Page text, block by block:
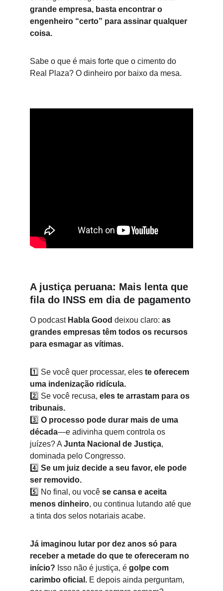
grande empresa, basta encontrar o
engenheiro “certo” para assinar qualquer
coisa.
Sabe o que é mais forte que o cimento do
Real Plaza? O dinheiro por baixo da mesa.
A justiça peruana: Mais lenta que
fila do INSS em dia de pagamento
O podcast Habla Good deixou claro: as
grandes empresas têm todos os recursos
para esmagar as vítimas.
1️⃣ Se você quer processar, eles te oferecem
uma indenização ridícula.
2️⃣ Se você recusa, eles te arrastam para os
tribunais.
3️⃣ O processo pode durar mais de uma
década—e adivinha quem controla os
juízes? A Junta Nacional de Justiça,
dominada pelo Congresso.
4️⃣ Se um juiz decide a seu favor, ele pode
ser removido.
5️⃣ No final, ou você se cansa e aceita
menos dinheiro, ou continua lutando até que
a tinta dos selos notariais acabe.
Já imaginou lutar por dez anos só para
receber a metade do que te ofereceram no
início? Isso não é justiça, é golpe com
carimbo oficial. E depois ainda perguntam,